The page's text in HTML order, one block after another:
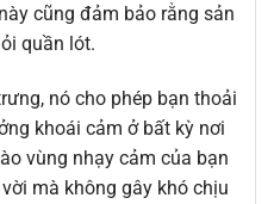
cũng đảm bảo rằng sản
quần lót.
nó cho phép bạn thoải
khoái cảm ở bất kỳ nơi
vùng nhạy cảm của bạn
mà không gây khó chịu